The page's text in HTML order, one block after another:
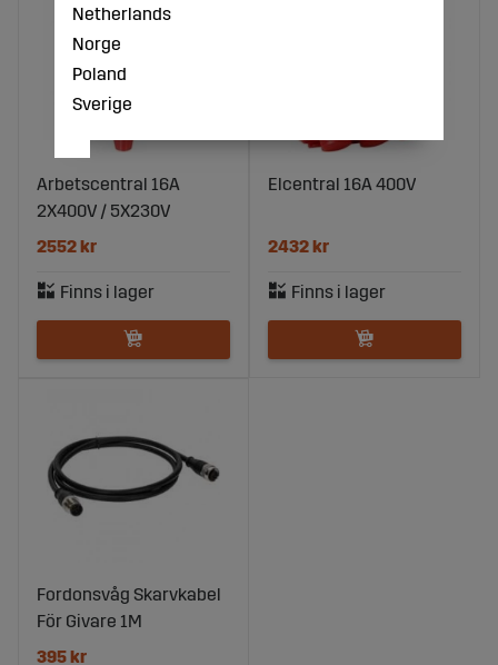
Arbetscentral 16A
2X400V / 5X230V
2552 kr
Elcentral 16A 400V
2432 kr
Fordonsvåg Skarvkabel
För Givare 1M
395 kr
Netherlands
Norge
Poland
Sverige